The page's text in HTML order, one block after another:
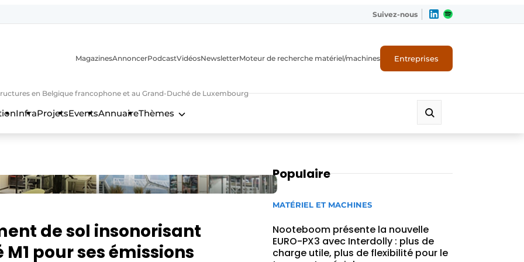
Suivez-nous
en Belgique francophone et au Grand-Duché de Luxembourg
MagazinesAnnoncerPodcastVidéosNewsletterMoteur de recherche matériel/machines Entreprises
InfraProjetsEventsAnnuaireThèmes
de sol insonorisant
pour ses émissions
Populaire
MATÉRIEL ET MACHINES
Nooteboom présente la nouvelle
EURO-PX3 avec Interdolly : plus de
charge utile, plus de flexibilité pour le